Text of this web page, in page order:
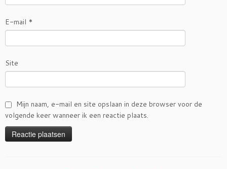
E-mail *
Site
Mijn naam, e-mail en site opslaan in deze browser voor de
volgende keer wanneer ik een reactie plaats.